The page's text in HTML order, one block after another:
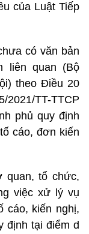
của Luật Tiếp
có văn bản
liên quan (Bộ
theo Điều 20
2021/TT-TTCP
phủ quy định
cáo, đơn kiến
quan, tổ chức,
việc xử lý vụ
cáo, kiến nghị,
định tại điểm d